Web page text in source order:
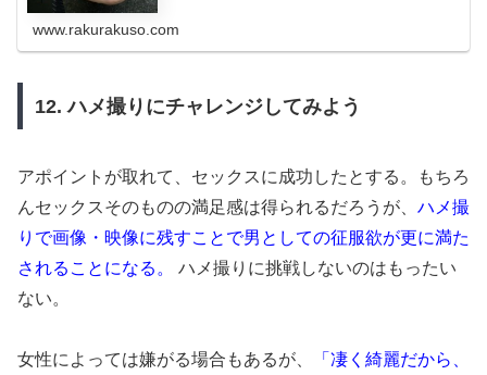
www.rakurakuso.com
12. ハメ撮りにチャレンジしてみよう
アポイントが取れて、セックスに成功したとする。もちろ
んセックスそのものの満足感は得られるだろうが、 ハメ撮
りで画像・映像に残すことで男としての征服欲が更に満た
されることになる。
ハメ撮りに挑戦しないのはもったい
ない。
女性によっては嫌がる場合もあるが、
「凄く綺麗だから、